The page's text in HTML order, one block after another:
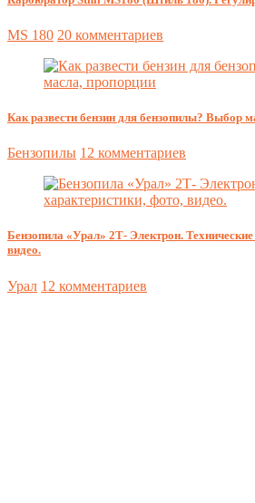
MS 180 20 комментариев
Как развести бензин для бензопилы? Выбор
Бензопилы 12 комментариев
Бензопила «Урал» 2Т- Электрон.
видео.
Урал 12 комментариев